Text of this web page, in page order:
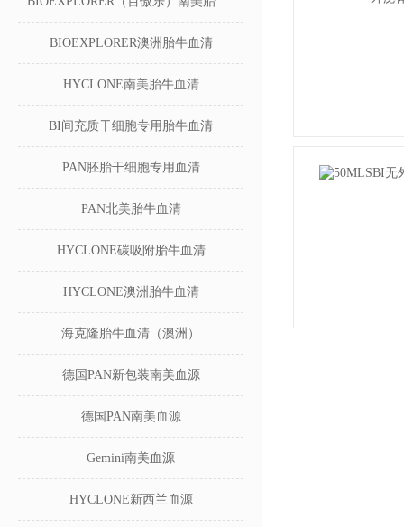
BIOEXPLORER澳洲胎牛血清
HYCLONE南美胎牛血清
BI间充质干细胞专用胎牛血清
PAN胚胎干细胞专用血清
PAN北美胎牛血清
HYCLONE碳吸附胎牛血清
HYCLONE澳洲胎牛血清
海克隆胎牛血清（澳洲）
德国PAN新包装南美血源
德国PAN南美血源
Gemini南美血源
HYCLONE新西兰血源